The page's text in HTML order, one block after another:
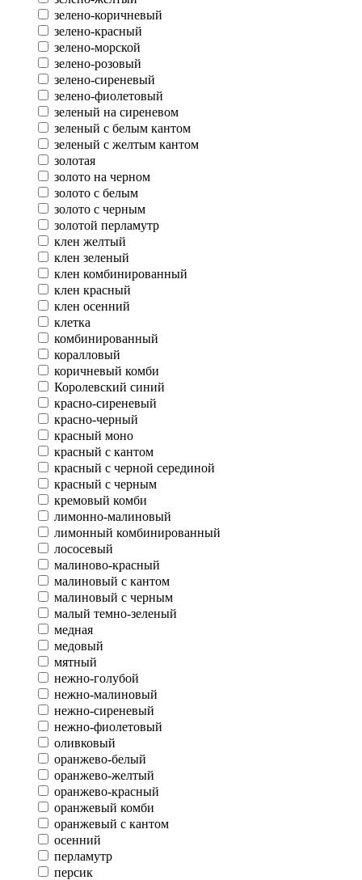
зелено-коричневый
зелено-красный
зелено-морской
зелено-розовый
зелено-сиреневый
зелено-фиолетовый
зеленый на сиреневом
зеленый с белым кантом
зеленый с желтым кантом
золотая
золото на черном
золото с белым
золото с черным
золотой перламутр
клен желтый
клен зеленый
клен комбинированный
клен красный
клен осенний
клетка
комбинированный
коралловый
коричневый комби
Королевский синий
красно-сиреневый
красно-черный
красный моно
красный с кантом
красный с черной серединой
красный с черным
кремовый комби
лимонно-малиновый
лимонный комбинированный
лососевый
малиново-красный
малиновый с кантом
малиновый с черным
малый темно-зеленый
медная
медовый
мятный
нежно-голубой
нежно-малиновый
нежно-сиреневый
нежно-фиолетовый
оливковый
оранжево-белый
оранжево-желтый
оранжево-красный
оранжевый комби
оранжевый с кантом
осенний
перламутр
персик